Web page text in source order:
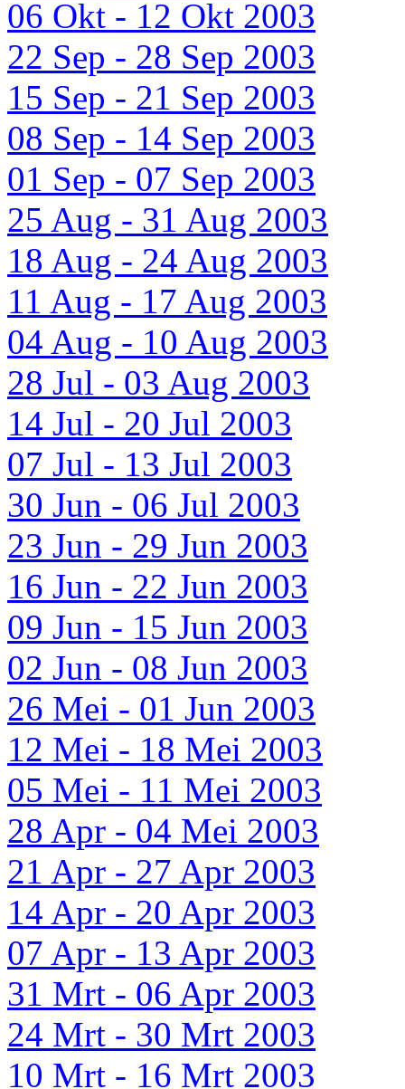
06 Okt - 12 Okt 2003
22 Sep - 28 Sep 2003
15 Sep - 21 Sep 2003
08 Sep - 14 Sep 2003
01 Sep - 07 Sep 2003
25 Aug - 31 Aug 2003
18 Aug - 24 Aug 2003
11 Aug - 17 Aug 2003
04 Aug - 10 Aug 2003
28 Jul - 03 Aug 2003
14 Jul - 20 Jul 2003
07 Jul - 13 Jul 2003
30 Jun - 06 Jul 2003
23 Jun - 29 Jun 2003
16 Jun - 22 Jun 2003
09 Jun - 15 Jun 2003
02 Jun - 08 Jun 2003
26 Mei - 01 Jun 2003
12 Mei - 18 Mei 2003
05 Mei - 11 Mei 2003
28 Apr - 04 Mei 2003
21 Apr - 27 Apr 2003
14 Apr - 20 Apr 2003
07 Apr - 13 Apr 2003
31 Mrt - 06 Apr 2003
24 Mrt - 30 Mrt 2003
10 Mrt - 16 Mrt 2003